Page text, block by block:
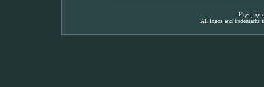
Идея,
All logos and trademarks